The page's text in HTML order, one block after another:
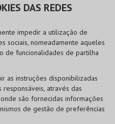
DAS REDES
impedir a utilização de
sociais, nomeadamente aqueles
de funcionalidades de partilha
as instruções disponibilizadas
através das
são fornecidas informações
de gestão de preferências